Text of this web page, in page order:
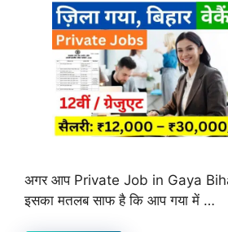
अगर आप Private Job in Gaya
इसका मतलब साफ है कि आप गया में …